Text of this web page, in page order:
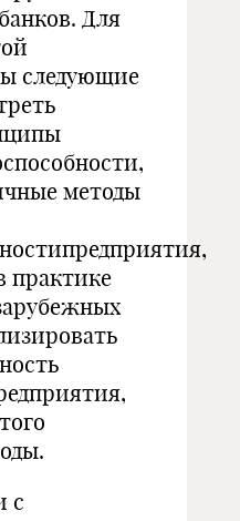
Для
следующие
методы
практике
с